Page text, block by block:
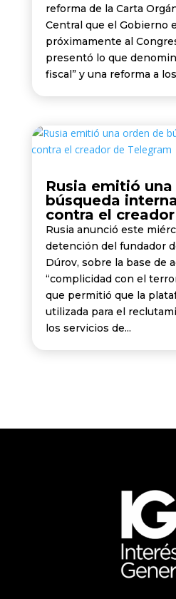
reforma de la Carta
Central que el Gobierno
próximamente al
presentó lo que
fiscal” y una reforma a
Rusia emitió
búsqueda
contra el
Rusia anunció este
detención del fundador
Dúrov, sobre la base de
“complicidad con el
que permitió que la
utilizada para el
los servicios de...